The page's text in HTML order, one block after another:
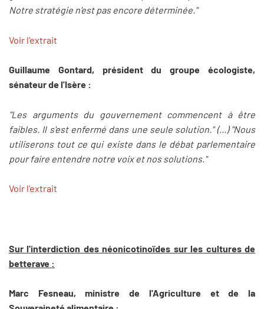
Notre stratégie n'est pas encore déterminée."
Voir l'extrait
Guillaume Gontard, président du groupe écologiste,
sénateur de l'Isère :
"Les arguments du gouvernement commencent à être
faibles. Il s'est enfermé dans une seule solution." (...) "Nous
utiliserons tout ce qui existe dans le débat parlementaire
pour faire entendre notre voix et nos solutions."
Voir l'extrait
Sur l'interdiction des néonicotinoïdes sur les cultures de
betterave :
Marc Fesneau, ministre de l'Agriculture et de la